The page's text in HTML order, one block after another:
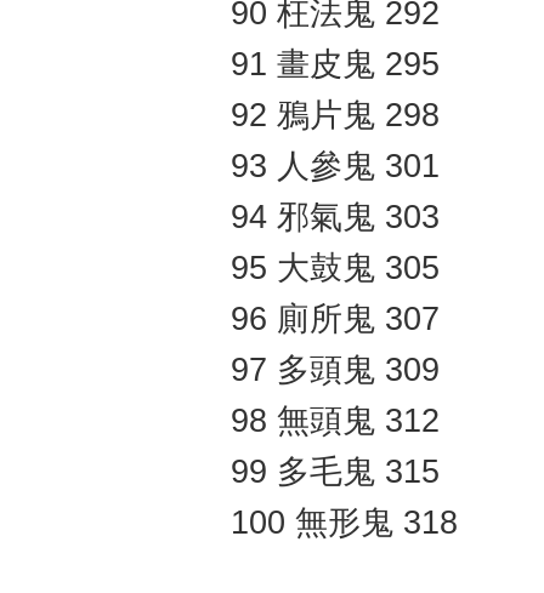
90 枉法鬼 292
91 畫皮鬼 295
92 鴉片鬼 298
93 人參鬼 301
94 邪氣鬼 303
95 大鼓鬼 305
96 廁所鬼 307
97 多頭鬼 309
98 無頭鬼 312
99 多毛鬼 315
100 無形鬼 318